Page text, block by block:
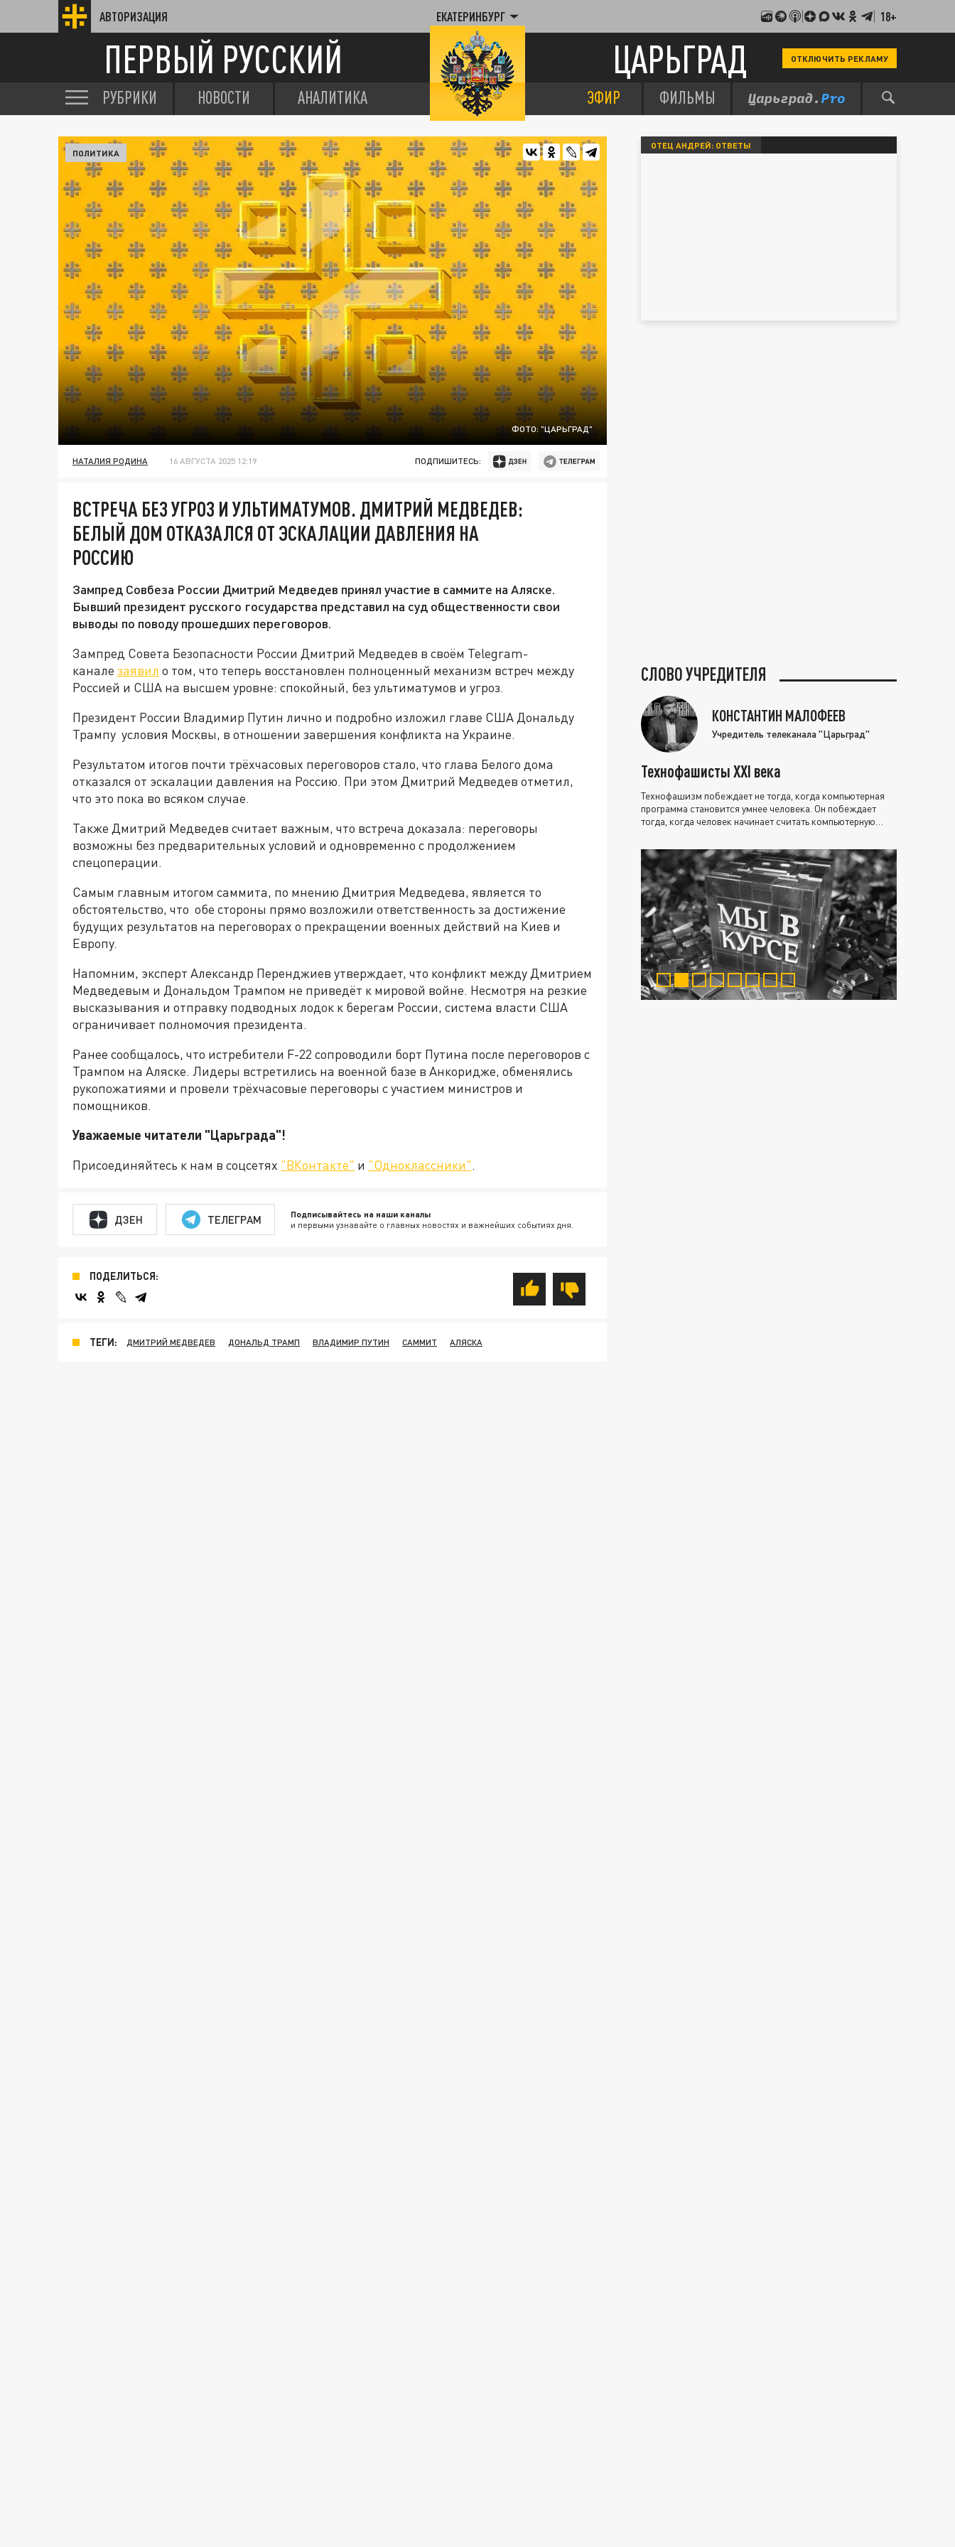
АВТОРИЗАЦИЯ ЕКАТЕРИНБУРГ 18+
ПЕРВЫЙ РУССКИЙ ЦАРЬГРАД ОТКЛЮЧИТЬ РЕКЛАМУ
РУБРИКИ НОВОСТИ АНАЛИТИКА ЭФИР ФИЛЬМЫ
ФОТО: "ЦАРЬГРАД"
ПОЛИТИКА
НАТАЛИЯ РОДИНА 16 АВГУСТА 2025 12:19 ПОДПИШИТЕСЬ:
ВСТРЕЧА БЕЗ УГРОЗ И УЛЬТИМАТУМОВ. ДМИТРИЙ МЕДВЕДЕВ:
БЕЛЫЙ ДОМ ОТКАЗАЛСЯ ОТ ЭСКАЛАЦИИ ДАВЛЕНИЯ НА
РОССИЮ
Зампред Совбеза России Дмитрий Медведев принял участие в саммите на Аляске.
Бывший президент русского государства представил на суд общественности свои
выводы по поводу прошедших переговоров.
Зампред Совета Безопасности России Дмитрий Медведев в своём Telegram-
канале заявил о том, что теперь восстановлен полноценный механизм встреч между
Россией и США на высшем уровне: спокойный, без ультиматумов и угроз.
Президент России Владимир Путин лично и подробно изложил главе США Дональду
Трампу условия Москвы, в отношении завершения конфликта на Украине.
Результатом итогов почти трёхчасовых переговоров стало, что глава Белого дома
отказался от эскалации давления на Россию. При этом Дмитрий Медведев отметил,
что это пока во всяком случае.
Также Дмитрий Медведев считает важным, что встреча доказала: переговоры
возможны без предварительных условий и одновременно с продолжением
спецоперации.
Самым главным итогом саммита, по мнению Дмитрия Медведева, является то
обстоятельство, что обе стороны прямо возложили ответственность за достижение
будущих результатов на переговорах о прекращении военных действий на Киев и
Европу.
Напомним, эксперт Александр Перенджиев утверждает, что конфликт между Дмитрием
Медведевым и Дональдом Трампом не приведёт к мировой войне. Несмотря на резкие
высказывания и отправку подводных лодок к берегам России, система власти США
ограничивает полномочия президента.
Ранее сообщалось, что истребители F-22 сопроводили борт Путина после переговоров с
Трампом на Аляске. Лидеры встретились на военной базе в Анкоридже, обменялись
рукопожатиями и провели трёхчасовые переговоры с участием министров и
помощников.
Уважаемые читатели "Царьграда"!
Присоединяйтесь к нам в соцсетях "ВКонтакте" и "Одноклассники".
ДЗЕН ТЕЛЕГРАМ Подписывайтесь на наши каналы
и первыми узнавайте о главных новостях и важнейших событиях дня.
ПОДЕЛИТЬСЯ:
ТЕГИ: ДМИТРИЙ МЕДВЕДЕВ ДОНАЛЬД ТРАМП ВЛАДИМИР ПУТИН САММИТ АЛЯСКА
ОТЕЦ АНДРЕЙ: ОТВЕТЫ
СЛОВО УЧРЕДИТЕЛЯ
КОНСТАНТИН МАЛОФЕЕВ
Учредитель телеканала "Царьград"
Технофашисты XXI века
Технофашизм побеждает не тогда, когда компьютерная
программа становится умнее человека. Он побеждает
тогда, когда человек начинает считать компьютерную